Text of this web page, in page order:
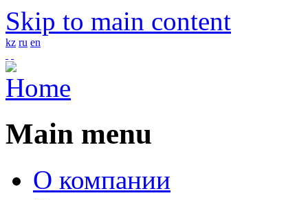
Skip to main content
kz ru en
Main menu
О компании